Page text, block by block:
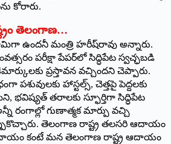
కోరారు.
తెలంగాణ…
ఉందనీ మంత్రి హరీష్‌రావు అన్నారు.
పరీక్షా పేపర్‌లో సిద్ధిపేట స్వచ్ఛబడి
ప్రస్తావన వచ్చిందని చెప్పారు.
పశువులకు హాస్టల్స్, ‌చెత్తపై పెద్దలకు
భవిష్యత్‌ ‌తరాలకు స్ఫూర్తిగా సిద్ధిపేట
రంగాల్లో గుణాత్మక మార్పు వచ్చి
తెలంగాణ రాష్ట్ర తలసరి ఆదాయం
కంటే మన తెలంగాణ రాష్ట్ర ఆదాయం